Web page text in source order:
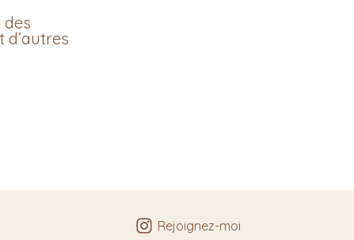
d’autres
Rejoignez-moi